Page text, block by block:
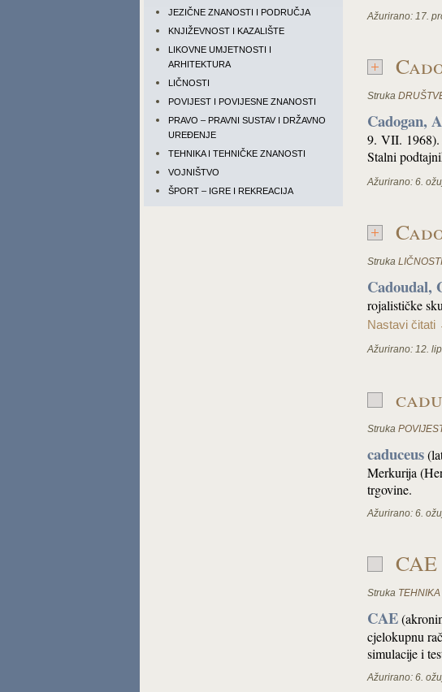
JEZIČNE ZNANOSTI I PODRUČJA
KNJIŽEVNOST I KAZALIŠTE
LIKOVNE UMJETNOSTI I
ARHITEKTURA
LIČNOSTI
POVIJEST I POVIJESNE ZNANOSTI
PRAVO – PRAVNI SUSTAV I DRŽAVNO
UREĐENJE
TEHNIKA I TEHNIČKE ZNANOSTI
VOJNIŠTVO
ŠPORT – IGRE I REKREACIJA
Ažurirano: 17.
Struka
Cadogan,
9. VII. 1968).
Stalni
Ažurirano: 6.
Struka LIČNOSTI
Cadoudal,
rojalističke
Nastavi čitati
Ažurirano: 12.
Struka
caduceus
Merkurija
trgovine.
Ažurirano: 6.
CAE
Struka
CAE
cjelokupnu
simulacije i
Ažurirano: 6.